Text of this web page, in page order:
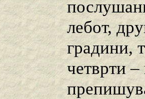
лебот,
градини,
четврти